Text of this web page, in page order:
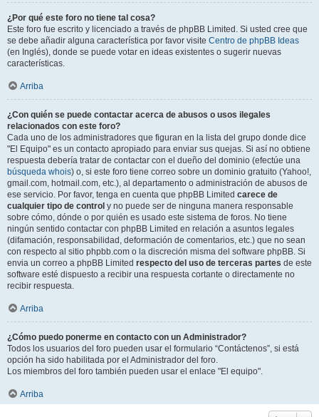
¿Por qué este foro no tiene tal cosa?
Este foro fue escrito y licenciado a través de phpBB Limited. Si usted cree que
se debe añadir alguna característica por favor visite Centro de phpBB Ideas
(en Inglés), donde se puede votar en ideas existentes o sugerir nuevas
características.
Arriba
¿Con quién se puede contactar acerca de abusos o usos ilegales
relacionados con este foro?
Cada uno de los administradores que figuran en la lista del grupo donde dice
"El Equipo" es un contacto apropiado para enviar sus quejas. Si así no obtiene
respuesta debería tratar de contactar con el dueño del dominio (efectúe una
búsqueda whois) o, si este foro tiene correo sobre un dominio gratuito (Yahoo!,
gmail.com, hotmail.com, etc.), al departamento o administración de abusos de
ese servicio. Por favor, tenga en cuenta que phpBB Limited carece de
cualquier tipo de control y no puede ser de ninguna manera responsable
sobre cómo, dónde o por quién es usado este sistema de foros. No tiene
ningún sentido contactar con phpBB Limited en relación a asuntos legales
(difamación, responsabilidad, deformación de comentarios, etc.) que no sean
con respecto al sitio phpbb.com o la discreción misma del software phpBB. Si
envia un correo a phpBB Limited respecto del uso de terceras partes de este
software esté dispuesto a recibir una respuesta cortante o directamente no
recibir respuesta.
Arriba
¿Cómo puedo ponerme en contacto con un Administrador?
Todos los usuarios del foro pueden usar el formulario “Contáctenos”, si está
opción ha sido habilitada por el Administrador del foro.
Los miembros del foro también pueden usar el enlace "El equipo".
Arriba